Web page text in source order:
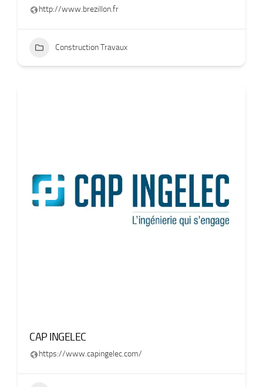
http://www.brezillon.fr
Construction Travaux
CAP INGELEC
https://www.capingelec.com/